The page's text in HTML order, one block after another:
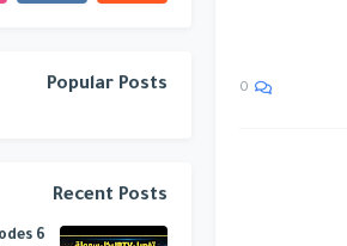
0
Popular Posts
Recent Posts